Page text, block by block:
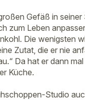
Gefäß in
zum Leben
Die wenigsten
Zutat, die er nie
Da hat er dann
Küche.
Studio